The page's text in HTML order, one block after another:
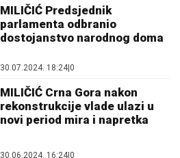
MILIČIĆ Predsjednik
parlamenta odbranio
dostojanstvo narodnog doma
30.07.2024. 18:24|0
MILIČIĆ Crna Gora nakon
rekonstrukcije vlade ulazi u
novi period mira i napretka
30.06.2024. 16:24|0